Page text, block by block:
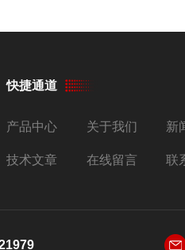
快捷通道
产品中心 关于我们 新
技术文章 在线留言 联